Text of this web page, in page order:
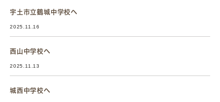
宇土市立鶴城中学校へ
2025.11.16
西山中学校へ
2025.11.13
城西中学校へ